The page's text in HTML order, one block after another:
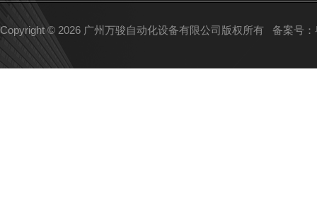
Copyright © 2026 广州万骏自动化设备有限公司版权所有 备案号